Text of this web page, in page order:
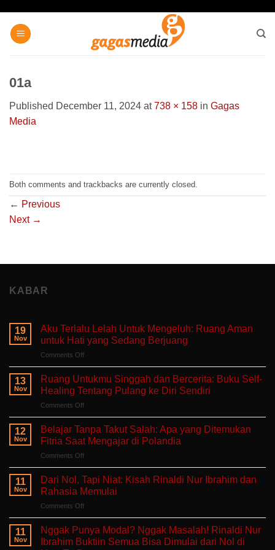
content
01a
Published December 11, 2024 at738 × 158 in Gagas
Media
Both comments and trackbacks are currently closed.
← Previous
Next →
KABAR
19
Nov
Aku Terlalu Lelah Untuk Mengeluh: Ruang Aman
untuk Hati yang Sedang Berjuang
Comments Offon
Terlalu
Untuk
Mengeluh:
Ruang
Aman
untuk
Sedang
Berjuang
13
Nov
Ruang Untukmu Singgah dan Bercerita: Buku Self-
Healing Tentang Pulang ke Diri Sendiri
Comments Offon
Untukmu
Singgah
dan
Bercerita:
Buku
Self-
Healing
ke
Diri
Sendiri
12
Nov
Belajar Tanpa Takut Salah: Apa yang Ditemukan
Fitria Saat Mengajar di Polandia
Comments Offon
Tanpa
Takut
Salah:
Apa
yang
Ditemukan
Fitria
11
Nov
Dari Nol, Tapi Niat: Kisah Rinaldi Nur Ibrahim dan
Rahasia Memulai
Comments Offon
Tapi
Niat:
11
Nov
Nggak Punya Modal? Nggak Masalah! Rinaldi Nur
Ibrahim Buktiin Semua Bisa Dimulai dari Nol di